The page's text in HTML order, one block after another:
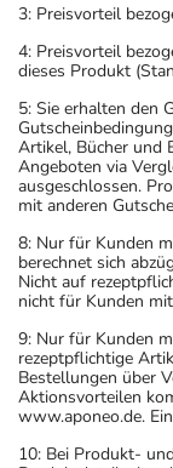
Die Gesamtdosis
einem Arzt oder
Art der
Nehmen Sie
Dauer der
Die
Beschwerde und/
deshalb nur von
Überdosierung?
Es kann zu einer
3: Preisvorteil
4: Preisvorteil
dieses Produkt
5: Sie erhalten den
Artikel, Bücher und
Angeboten via
ausgeschlossen.
mit anderen
8: Nur für Kunden
berechnet sich
Nicht auf
nicht für Kunden
9: Nur für Kunden
rezeptpflichtige
Bestellungen über
Aktionsvorteilen
www.aponeo.de.
10: Bei Produkt-